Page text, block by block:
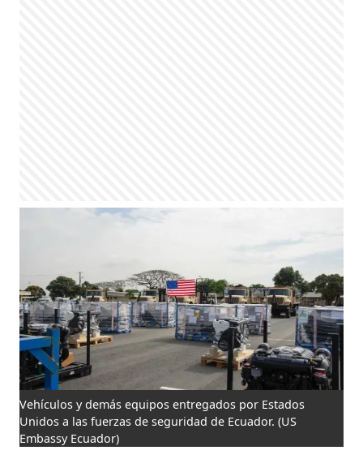
Vehículos y demás equipos entregados por Estados
Unidos a las fuerzas de seguridad de Ecuador. (US
Embassy Ecuador)